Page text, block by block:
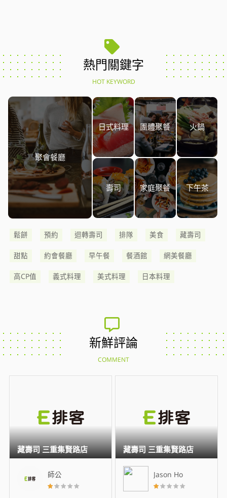
熱門關鍵字
HOT KEYWORD
聚會餐廳
日式料理 團體聚餐 火鍋
壽司 家庭聚餐 下午茶
鬆餅 預約 迴轉壽司 排隊 美食 藏壽司
甜點 約會餐廳 早午餐 餐酒館 網美餐廳
高CP值 義式料理 美式料理 日本料理
新鮮評論
COMMENT
師公
藏壽司 三重集賢路店
Jason Ho
藏壽司 三重集賢路店